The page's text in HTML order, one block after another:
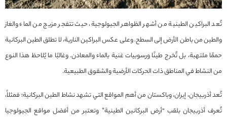
تُعد البراكين الطينية من أشهر الظواهر الجيولوجية، حيث تتفجر مزيج من الماء والغاز
والطين من باطن الأرض إلى السطح. وعلى عكس البراكين النارية، لا تطلق الطين البركانية
حممًا ملتهبة، بل تُخرج طينًا ورسوبيات غنية بالماء والمعادن. وغالبًا ما يُلاحظ هذا النوع
من النشاط في المناطق ذات الحركات الأرضية والشقوق الطبيعية.
تُعد أذربيجان، إيران، وباكستان من أهم المواقع التي تشهد نشاط الطين البركانية؛ فمثلاً،
تُعرف أذربيجان بلقب “أرض البركانين الطينية” وتعتبر من أفضل مواقع الجيولوجيا